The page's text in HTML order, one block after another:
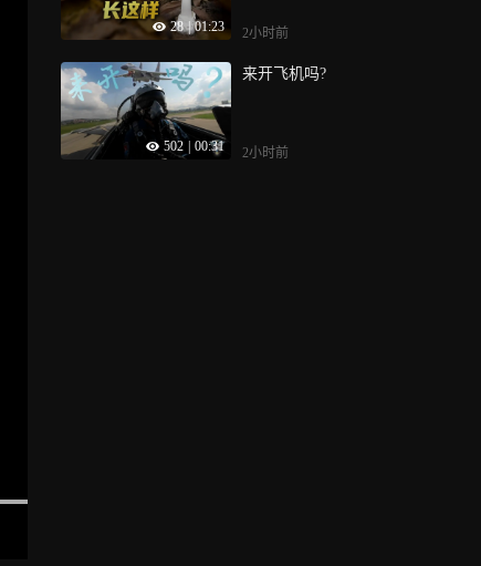
28 | 01:23 2小时前
502 00:31
来开飞机吗?
2小时前